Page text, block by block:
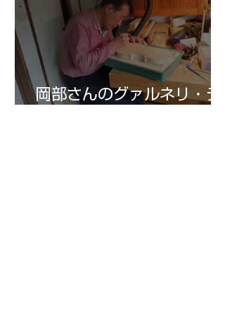
岡部さんのグァルネリ・デ